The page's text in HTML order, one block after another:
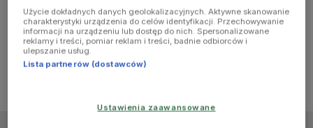
more
information)
Użycie dokładnych danych geolokalizacyjnych. Aktywne skanowanie
charakterystyki urządzenia do celów identyfikacji. Przechowywanie
informacji na urządzeniu lub dostęp do nich. Spersonalizowane
reklamy i treści, pomiar reklam i treści, badnie odbiorców i
ulepszanie usług.
Lista partnerów (dostawców)
Ustawienia zaawansowane